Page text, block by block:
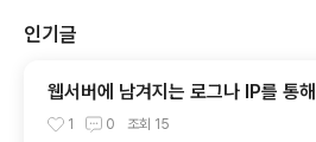
인기글
웹서버에 남겨지는 로그나 IP를 통
는 것들
1 0 조회 15